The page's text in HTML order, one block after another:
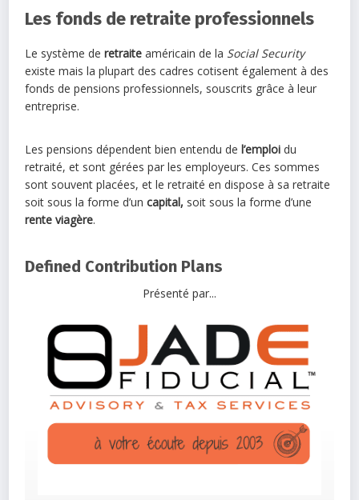
Les fonds de retraite professionnels
Le système deretraite américain de la Social Security
existe mais la plupart des cadres cotisent également à des
fonds de pensions professionnels, souscrits grâce à leur
entreprise.
Les pensions dépendent bien entendu del’emploi du
retraité, et sont gérées par les employeurs. Ces sommes
sont souvent placées, et le retraité en dispose à sa retraite
soit sous la forme d’uncapital, soit sous la forme d’une
rente viagère.
Defined Contribution Plans
Présenté par...